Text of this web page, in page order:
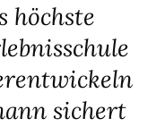
höchste
sichert